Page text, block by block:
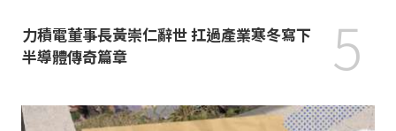
力積電董事長黃崇仁辭世 扛過產業寒冬寫下
半導體傳奇篇章
5